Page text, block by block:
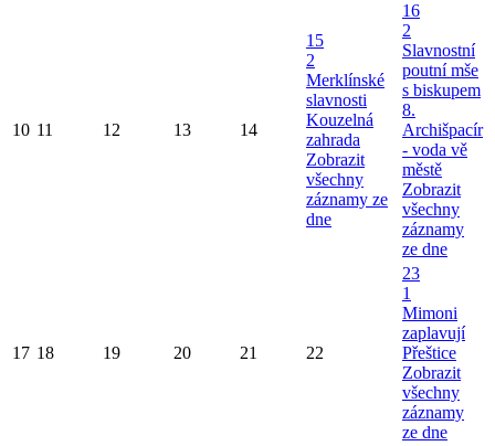
10 11 12 13 14
15
2
Merklínské
slavnosti
Kouzelná
zahrada
Zobrazit
všechny
záznamy ze
dne
16
2
Slavnostní
poutní mše
s biskupem
8.
Archišpacír
- voda vě
městě
Zobrazit
všechny
záznamy
ze dne
17 18 19 20 21 22
23
1
Mimoni
zaplavují
Přeštice
Zobrazit
všechny
záznamy
ze dne